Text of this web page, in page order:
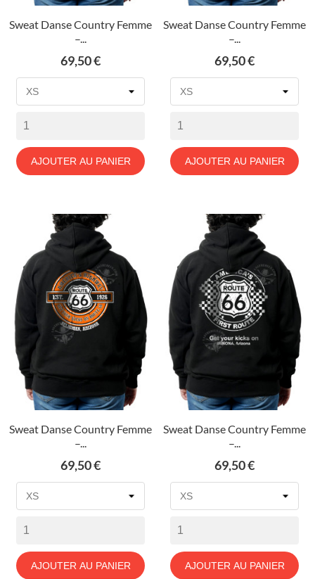
Sweat Danse Country Femme
–...
Prix
69,50 €
AJOUTER AU PANIER
Sweat Danse Country Femme
–...
Prix
69,50 €
AJOUTER AU PANIER
Sweat Danse Country Femme
–...
Prix
69,50 €
AJOUTER AU PANIER
Sweat Danse Country Femme
–...
Prix
69,50 €
AJOUTER AU PANIER